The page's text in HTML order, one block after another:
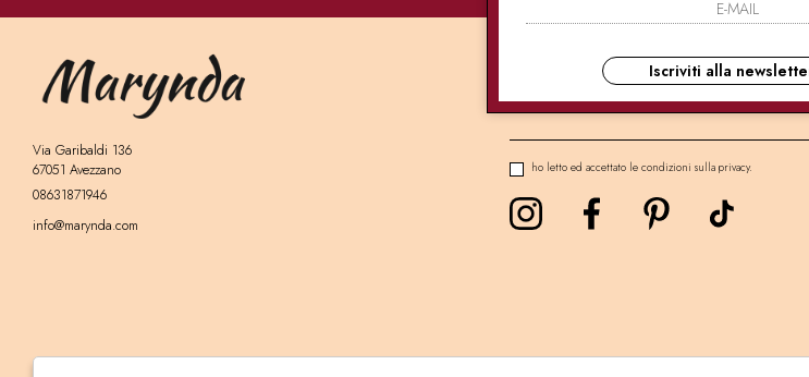
Via Garibaldi 136
67051 Avezzano
08631871946
info@marynda.com
NEWSLETTER
ho letto ed accettato le condizioni sulla privacy.
Iscriviti alla